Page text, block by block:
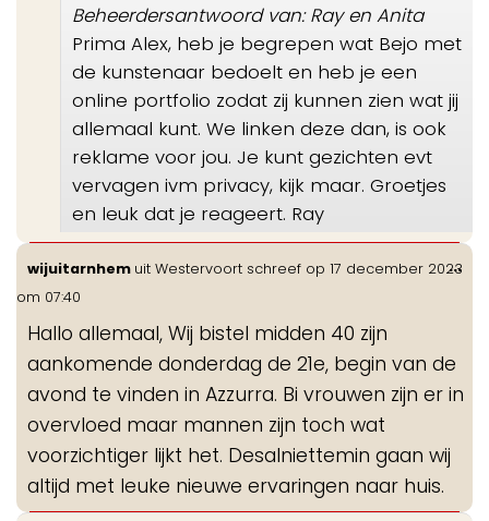
Beheerdersantwoord van: Ray en Anita
Prima Alex, heb je begrepen wat Bejo met
de kunstenaar bedoelt en heb je een
online portfolio zodat zij kunnen zien wat jij
allemaal kunt. We linken deze dan, is ook
reklame voor jou. Je kunt gezichten evt
vervagen ivm privacy, kijk maar. Groetjes
en leuk dat je reageert. Ray
wijuitarnhem uit Westervoort schreef op 17 december 2023
om 07:40
Hallo allemaal, Wij bistel midden 40 zijn
aankomende donderdag de 21e, begin van de
avond te vinden in Azzurra. Bi vrouwen zijn er in
overvloed maar mannen zijn toch wat
voorzichtiger lijkt het. Desalniettemin gaan wij
altijd met leuke nieuwe ervaringen naar huis.
...